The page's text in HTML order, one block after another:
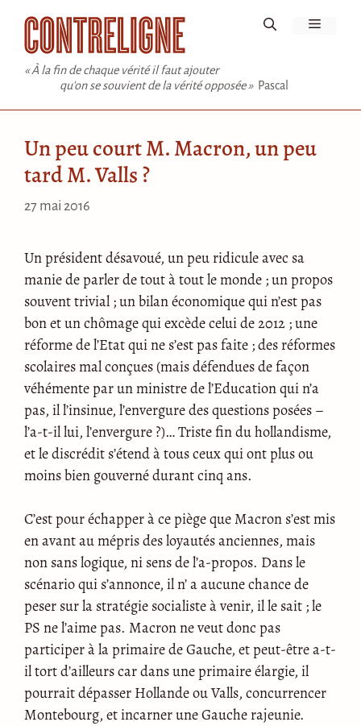
contenu
« À la fin de chaque vérité il faut ajouter
qu'on se souvient de la vérité opposée » Pascal
Menu
Un peu court M. Macron, un peu
tard M. Valls ?
27 mai 2016
Un président désavoué, un peu ridicule avec sa
manie de parler de tout à tout le monde ; un propos
souvent trivial ; un bilan économique qui n’est pas
bon et un chômage qui excède celui de 2012 ; une
réforme de l’Etat qui ne s’est pas faite ; des réformes
scolaires mal conçues (mais défendues de façon
véhémente par un ministre de l’Education qui n’a
pas, il l’insinue, l’envergure des questions posées –
l’a-t-il lui, l’envergure ?)… Triste fin du hollandisme,
et le discrédit s’étend à tous ceux qui ont plus ou
moins bien gouverné durant cinq ans.
C’est pour échapper à ce piège que Macron s’est mis
en avant au mépris des loyautés anciennes, mais
non sans logique, ni sens de l’a-propos. Dans le
scénario qui s’annonce, il n’ a aucune chance de
peser sur la stratégie socialiste à venir, il le sait ; le
PS ne l’aime pas. Macron ne veut donc pas
participer à la primaire de Gauche, et peut-être a-t-
il tort d’ailleurs car dans une primaire élargie, il
pourrait dépasser Hollande ou Valls, concurrencer
Montebourg, et incarner une Gauche rajeunie.